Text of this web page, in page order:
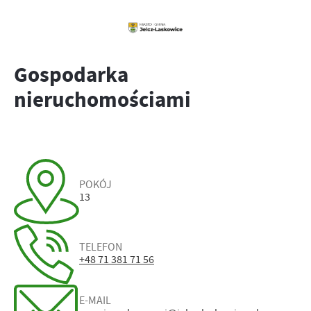
Gospodarka
nieruchomościami
POKÓJ
13
TELEFON
+48 71 381 71 56
E-MAIL